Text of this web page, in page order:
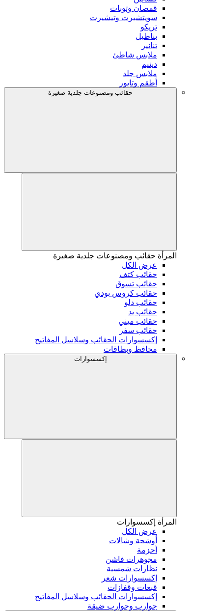
قمصان وتوبات
سويتشيرت وتيشيرت
تريكو
بناطيل
تنانير
ملابس شاطئ
دينيم
ملابس جلد
أطقم وتايور
حقائب ومصنوعات جلدية صغيرة
المرأة حقائب ومصنوعات جلدية صغيرة
عرض الكل
حقائب كتف
حقائب تسوق
حقائب كروس بودي
حقائب دلو
حقائب يد
حقائب ميني
حقائب سفر
إكسسوارات الحقائب وسلاسل المفاتيح
محافظ وبطاقات
إكسسوارات
المرأة إكسسوارات
عرض الكل
أوشحة وشالات
أحزمة
مجوهرات فاشن
نظارات شمسية
إكسسوارات شعر
قبعات وقفازات
إكسسوارات الحقائب وسلاسل المفاتيح
جوارب وجوارب ضيقة